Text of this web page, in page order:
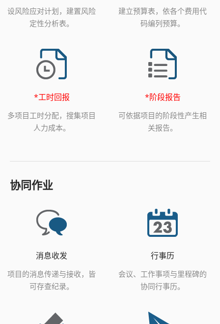
设风险应对计划，建置风险
定性分析表。
建立预算表，依各个费用代
码编列预算。
*工时回报
多项目工时分配，搜集项目
人力成本。
*阶段报告
可依据项目的阶段性产生相
关报告。
协同作业
消息收发
项目的消息传递与接收，皆
可存查纪录。
行事历
会议、工作事项与里程碑的
协同行事历。